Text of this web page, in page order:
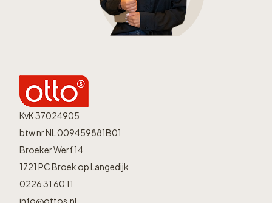
KvK 37024905
btw nr NL 009459881B01
Broeker Werf 14
1721 PC Broek op Langedijk
0226 31 60 11
info@ottos.nl